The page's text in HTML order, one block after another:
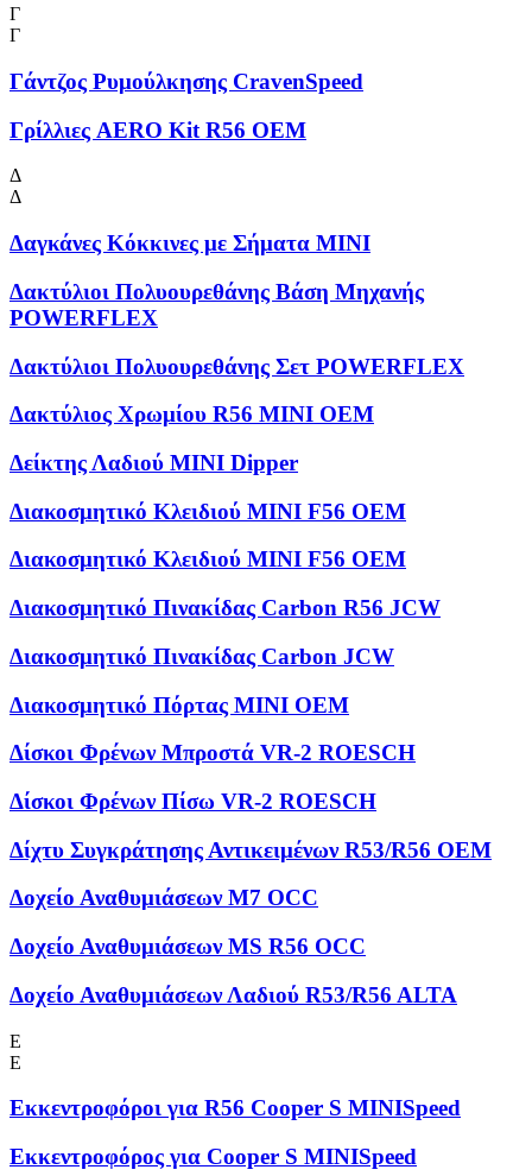
Γ
Γ
Γάντζος Ρυμούλκησης CravenSpeed
Γρίλλιες AERO Kit R56 OEM
Δ
Δ
Δαγκάνες Κόκκινες με Σήματα MINI
Δακτύλιοι Πολυουρεθάνης Βάση Μηχανής
POWERFLEX
Δακτύλιοι Πολυουρεθάνης Σετ POWERFLEX
Δακτύλιος Χρωμίου R56 MINI OEM
Δείκτης Λαδιού MINI Dipper
Διακοσμητικό Κλειδιού MINI F56 OEM
Διακοσμητικό Κλειδιού MINI F56 OEM
Διακοσμητικό Πινακίδας Carbon R56 JCW
Διακοσμητικό Πινακίδας Carbon JCW
Διακοσμητικό Πόρτας MINI OEM
Δίσκοι Φρένων Μπροστά VR-2 ROESCH
Δίσκοι Φρένων Πίσω VR-2 ROESCH
Δίχτυ Συγκράτησης Αντικειμένων R53/R56 OEM
Δοχείο Αναθυμιάσεων M7 OCC
Δοχείο Αναθυμιάσεων MS R56 OCC
Δοχείο Αναθυμιάσεων Λαδιού R53/R56 ALTA
Ε
Ε
Εκκεντροφόροι για R56 Cooper S MINISpeed
Εκκεντροφόρος για Cooper S MINISpeed